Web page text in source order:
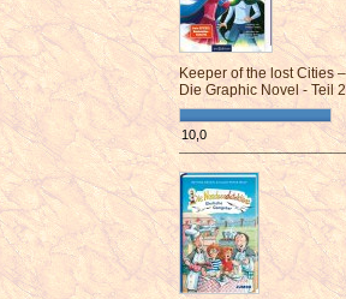
Keeper of the lost Cities –
Die Graphic Novel - Teil 2
10,0